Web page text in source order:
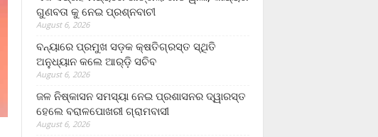
ଗୁଣବତା କୁ ନେଇ ପ୍ରଶ୍ନବାଚୀ
August 6, 2026
ବନ୍ୟାରେ ପ୍ରମୁଖ ସଡ଼କ କ୍ଷତିଗ୍ରସ୍ତ ସ୍ଥିତି
ଅନୁଧ୍ୟାନ କଲେ ଆର୍‌ଡ଼ି ସଚିବ
August 6, 2026
ଜଳ ନିଷ୍କାସନ ସମସ୍ୟା ନେଇ ପ୍ରଶାସନର ଦ୍ୱାରସ୍ତ
ହେଲେ ବରାଳପୋଖରୀ ଗ୍ରାମବାସୀ
August 6, 2026